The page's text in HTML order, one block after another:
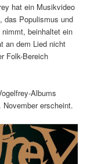
hat ein Musikvideo
das Populismus und
beinhaltet ein
an dem Lied nicht
Folk-Bereich
Albums
November erscheint.